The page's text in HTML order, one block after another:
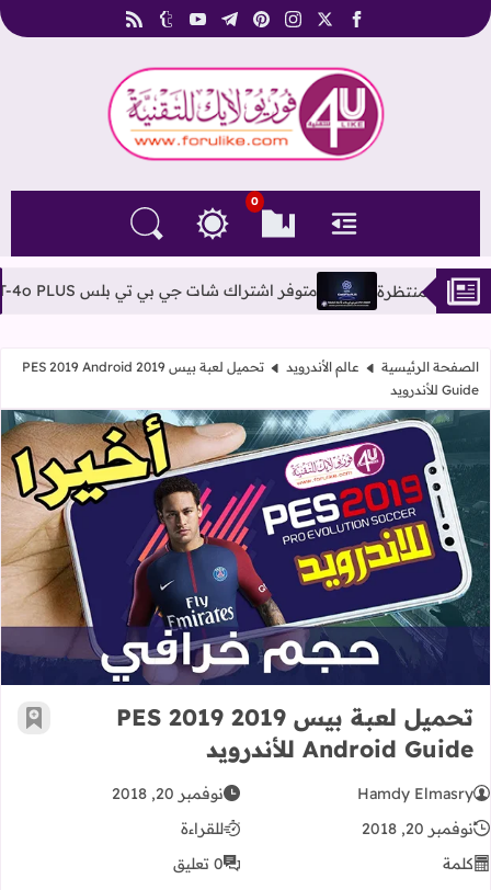
facebook
x
instagram
pinterest
telegram
youtube
tumblr
rss
فوريو لايك للتقنية
القائمة
0
العلامات المرجعيةالتغيير بين الوضع النهاري والداكن
البحث في المدونة
متوفر اشتراك شات جي بي تي بلس ChatGPT-4o PLUS بأحدث الإصدارات مفتوح بدون ليمت
الصفحة الرئيسية عالم الأندرويد
تحميل لعبة بيس 2019 PES 2019 Android
Guide للأندرويد
تحميل لعبة بيس 2019 PES 2019 Android Guide للأندرويد
تحميل لعبة بيس 2019 PES 2019
Android Guide للأندرويد
أضف
Hamdy Elmasry
نوفمبر 20, 2018
نوفمبر 20, 2018
للقراءة
كلمة
0 تعليق